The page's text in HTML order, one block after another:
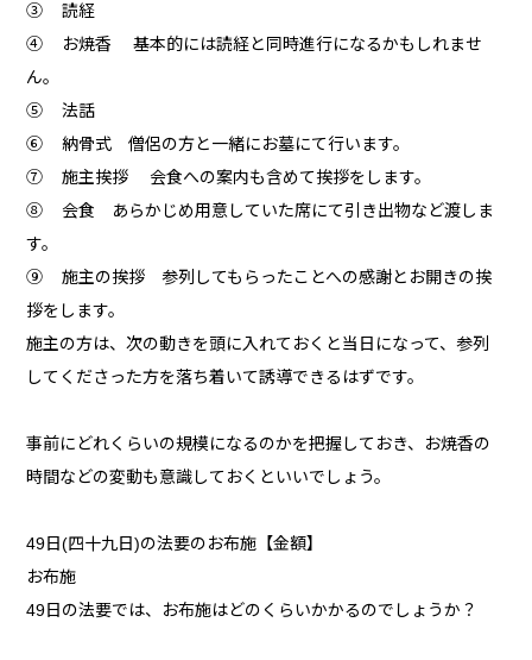
③ 読経
④ お焼香 基本的には読経と同時進行になるかもしれませ
ん。
⑤ 法話
⑥ 納骨式 僧侶の方と一緒にお墓にて行います。
⑦ 施主挨拶 会食への案内も含めて挨拶をします。
⑧ 会食 あらかじめ用意していた席にて引き出物など渡しま
す。
⑨ 施主の挨拶 参列してもらったことへの感謝とお開きの挨
拶をします。
施主の方は、次の動きを頭に入れておくと当日になって、参列
してくださった方を落ち着いて誘導できるはずです。
事前にどれくらいの規模になるのかを把握しておき、お焼香の
時間などの変動も意識しておくといいでしょう。
49日(四十九日)の法要のお布施【金額】
お布施
49日の法要では、お布施はどのくらいかかるのでしょうか？